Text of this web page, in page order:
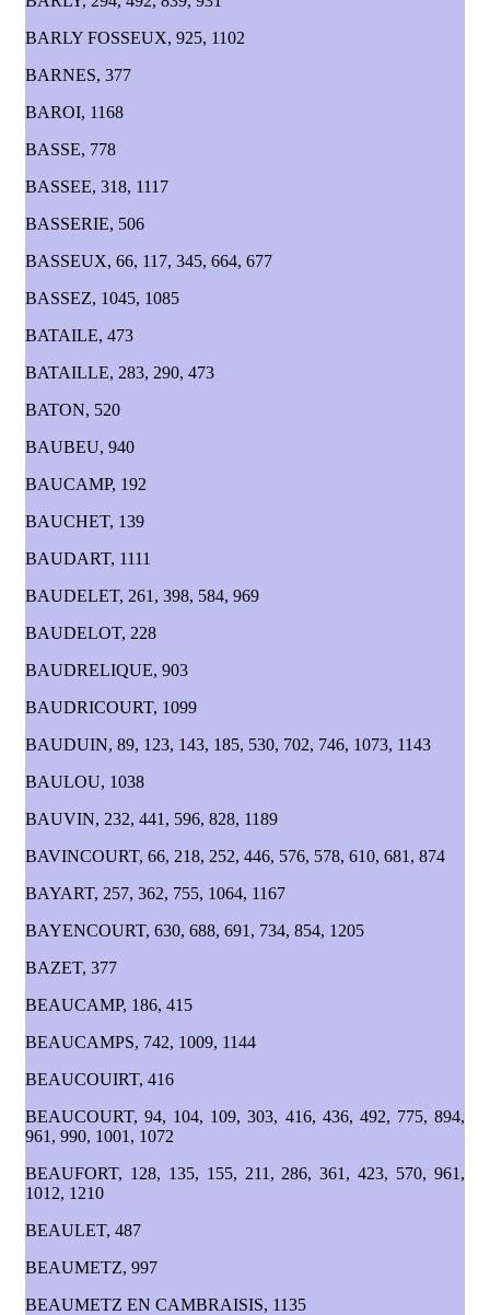
BARLY FOSSEUX, 925, 1102
BARNES, 377
BAROI, 1168
BASSE, 778
BASSEE, 318, 1117
BASSERIE, 506
BASSEUX, 66, 117, 345, 664, 677
BASSEZ, 1045, 1085
BATAILE, 473
BATAILLE, 283, 290, 473
BATON, 520
BAUBEU, 940
BAUCAMP, 192
BAUCHET, 139
BAUDART, 1111
BAUDELET, 261, 398, 584, 969
BAUDELOT, 228
BAUDRELIQUE, 903
BAUDRICOURT, 1099
BAUDUIN, 89, 123, 143, 185, 530, 702, 746, 1073, 1143
BAULOU, 1038
BAUVIN, 232, 441, 596, 828, 1189
BAVINCOURT, 66, 218, 252, 446, 576, 578, 610, 681, 874
BAYART, 257, 362, 755, 1064, 1167
BAYENCOURT, 630, 688, 691, 734, 854, 1205
BAZET, 377
BEAUCAMP, 186, 415
BEAUCAMPS, 742, 1009, 1144
BEAUCOUIRT, 416
BEAUCOURT, 94, 104, 109, 303, 416, 436, 492, 775, 894,
961, 990, 1001, 1072
BEAUFORT, 128, 135, 155, 211, 286, 361, 423, 570, 961,
1012, 1210
BEAULET, 487
BEAUMETZ, 997
BEAUMETZ EN CAMBRAISIS, 1135